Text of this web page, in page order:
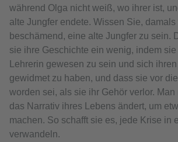
während Olga nicht weiß, wo ihrer ist,
alte Jungfer endete. Wissen Sie,
beschämend, eine alte Jungfer zu sein.
sie ihre Geschichte ein wenig, indem
Lehrerin gewesen zu sein und sich
gewidmet zu haben, und dass sie vor
worden sei, als sie ihr Gehör verlor. Man
das Narrativ ihres Lebens ändert, um
machen. So schafft sie es, jede Krise in
verwandeln.